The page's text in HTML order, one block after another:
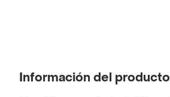
Información del producto